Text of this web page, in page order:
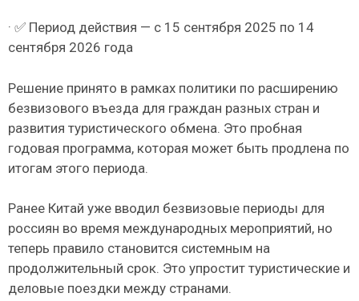
· ✅ Период действия — с 15 сентября 2025 по 14
сентября 2026 года
Решение принято в рамках политики по расширению
безвизового въезда для граждан разных стран и
развития туристического обмена. Это пробная
годовая программа, которая может быть продлена по
итогам этого периода.
Ранее Китай уже вводил безвизовые периоды для
россиян во время международных мероприятий, но
теперь правило становится системным на
продолжительный срок. Это упростит туристические и
деловые поездки между странами.